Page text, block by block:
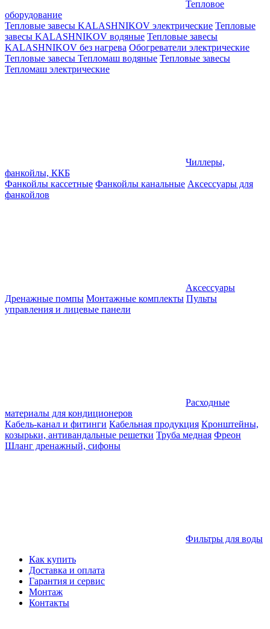
Тепловое
оборудование
Тепловые завесы KALASHNIKOV электрические Тепловые
завесы KALASHNIKOV водяные Тепловые завесы
KALASHNIKOV без нагрева Обогреватели электрические
Тепловые завесы Тепломаш водяные Тепловые завесы
Тепломаш электрические
Чиллеры,
фанкойлы, ККБ
Фанкойлы кассетные Фанкойлы канальные Аксессуары для
фанкойлов
Аксессуары
Дренажные помпы Монтажные комплекты Пульты
управления и лицевые панели
Расходные
материалы для кондиционеров
Кабель-канал и фитинги Кабельная продукция Кронштейны,
козырьки, антивандальные решетки Труба медная Фреон
Шланг дренажный, сифоны
Фильтры для воды
Как купить
Доставка и оплата
Гарантия и сервис
Монтаж
Контакты